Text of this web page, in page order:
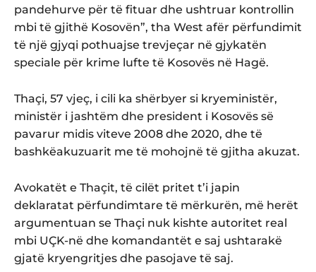
pandehurve për të fituar dhe ushtruar kontrollin
mbi të gjithë Kosovën”, tha West afër përfundimit
të një gjyqi pothuajse trevjeçar në gjykatën
speciale për krime lufte të Kosovës në Hagë.
Thaçi, 57 vjeç, i cili ka shërbyer si kryeministër,
ministër i jashtëm dhe president i Kosovës së
pavarur midis viteve 2008 dhe 2020, dhe të
bashkëakuzuarit me të mohojnë të gjitha akuzat.
Avokatët e Thaçit, të cilët pritet t’i japin
deklaratat përfundimtare të mërkurën, më herët
argumentuan se Thaçi nuk kishte autoritet real
mbi UÇK-në dhe komandantët e saj ushtarakë
gjatë kryengritjes dhe pasojave të saj.